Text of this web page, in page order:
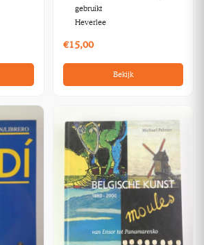
gebruikt
Heverlee
€15,00
Bekijk